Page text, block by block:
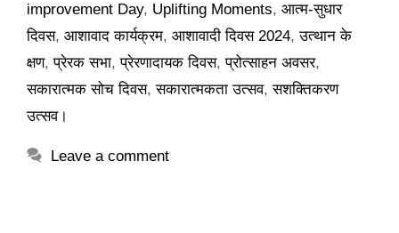
improvement Day, Uplifting Moments, आत्म-सुधार
दिवस, आशावाद कार्यक्रम, आशावादी दिवस 2024,उत्थान के
क्षण,प्रेरक सभा,प्रेरणादायक दिवस,प्रोत्साहन अवसर,
सकारात्मक सोच दिवस,सकारात्मकता उत्सव,सशक्तिकरण
उत्सव।
Leave a comment